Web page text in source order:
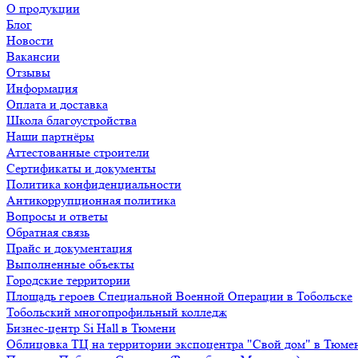
О продукции
Блог
Новости
Вакансии
Отзывы
Информация
Оплата и доставка
Школа благоустройства
Наши партнёры
Аттестованные строители
Сертификаты и документы
Политика конфиденциальности
Антикоррупционная политика
Вопросы и ответы
Обратная связь
Прайс и документация
Выполненные объекты
Городские территории
Площадь героев Специальной Военной Операции в Тобольске
Тобольский многопрофильный колледж
Бизнес-центр Si Hall в Тюмени
Облицовка ТЦ на территории экспоцентра "Свой дом" в